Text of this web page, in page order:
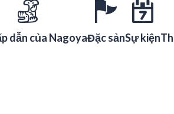
dẫn của NagoyaĐặc sảnSự kiện